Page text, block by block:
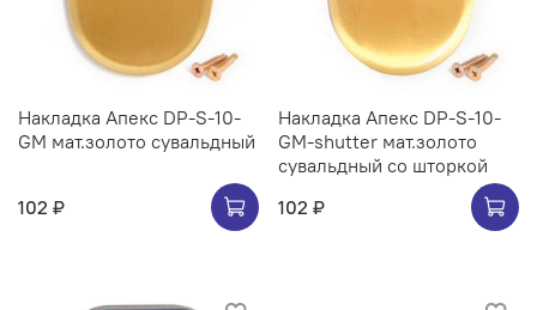
Накладка Апекс DP-S-10-
GM мат.золото сувальдный
102 ₽
Накладка Апекс DP-S-10-
GM-shutter мат.золото
сувальдный со шторкой
102 ₽